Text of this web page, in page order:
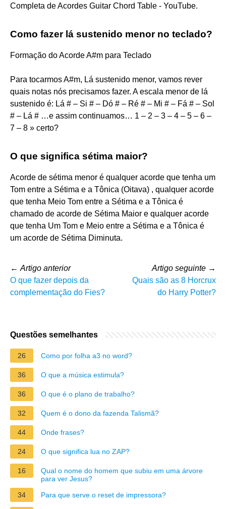
Completa de Acordes Guitar Chord Table - YouTube.
Como fazer lá sustenido menor no teclado?
Formação do Acorde A#m para Teclado
Para tocarmos A#m, Lá sustenido menor, vamos rever
quais notas nós precisamos fazer. A escala menor de lá
sustenido é: Lá # – Si # – Dó # – Ré # – Mi # – Fá # – Sol
# – Lá # …e assim continuamos… 1 – 2 – 3 – 4 – 5 – 6 –
7 – 8 » certo?
O que significa sétima maior?
Acorde de sétima menor é qualquer acorde que tenha um
Tom entre a Sétima e a Tônica (Oitava) , qualquer acorde
que tenha Meio Tom entre a Sétima e a Tônica é
chamado de acorde de Sétima Maior e qualquer acorde
que tenha Um Tom e Meio entre a Sétima e a Tônica é
um acorde de Sétima Diminuta.
← Artigo anterior
O que fazer depois da
complementação do Fies?
Artigo seguinte →
Quais são as 8 Horcrux
do Harry Potter?
Questões semelhantes
26 Como por folha a3 no word?
36 O que a música estimula?
36 O que é o plano de trabalho?
32 Quem é o dono da fazenda Talismã?
44 Onde frases?
24 O que significa lua no ZAP?
16
Qual o nome do homem que subiu em uma árvore
para ver Jesus?
34
Para que serve o reset de impressora?